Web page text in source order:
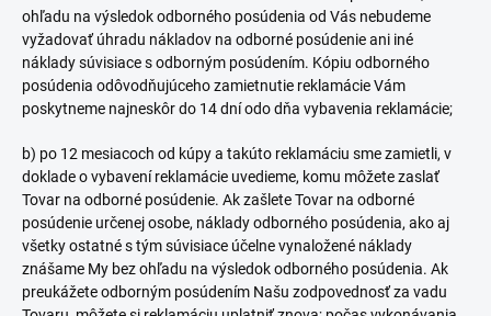
ohľadu na výsledok odborného posúdenia od Vás nebudeme
vyžadovať úhradu nákladov na odborné posúdenie ani iné
náklady súvisiace s odborným posúdením. Kópiu odborného
posúdenia odôvodňujúceho zamietnutie reklamácie Vám
poskytneme najneskôr do 14 dní odo dňa vybavenia reklamácie;
b) po 12 mesiacoch od kúpy a takúto reklamáciu sme zamietli, v
doklade o vybavení reklamácie uvedieme, komu môžete zaslať
Tovar na odborné posúdenie. Ak zašlete Tovar na odborné
posúdenie určenej osobe, náklady odborného posúdenia, ako aj
všetky ostatné s tým súvisiace účelne vynaložené náklady
znášame My bez ohľadu na výsledok odborného posúdenia. Ak
preukážete odborným posúdením Našu zodpovednosť za vadu